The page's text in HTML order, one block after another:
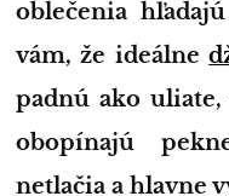
oblečenia
vám, že ideálne
padnú ako
obopínajú
netlačia a hlavne